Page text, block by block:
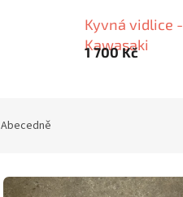
Kyvná vidlice -
Kawasaki
1 700 Kč
Abecedně